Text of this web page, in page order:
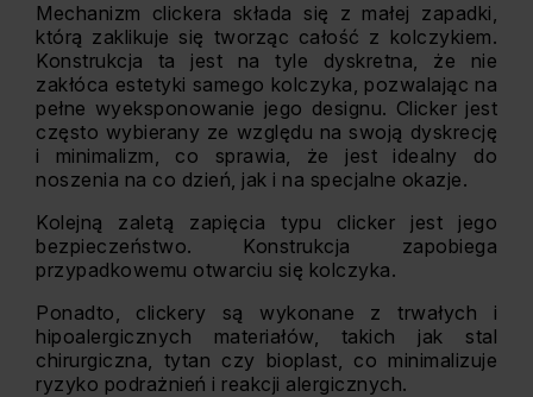
Mechanizm clickera składa się z małej zapadki,
którą zaklikuje się tworząc całość z kolczykiem.
Konstrukcja ta jest na tyle dyskretna, że nie
zakłóca estetyki samego kolczyka, pozwalając na
pełne wyeksponowanie jego designu. Clicker jest
często wybierany ze względu na swoją dyskrecję
i minimalizm, co sprawia, że jest idealny do
noszenia na co dzień, jak i na specjalne okazje.
Kolejną zaletą zapięcia typu clicker jest jego
bezpieczeństwo. Konstrukcja zapobiega
przypadkowemu otwarciu się kolczyka.
Ponadto, clickery są wykonane z trwałych i
hipoalergicznych materiałów, takich jak stal
chirurgiczna, tytan czy bioplast, co minimalizuje
ryzyko podrażnień i reakcji alergicznych.